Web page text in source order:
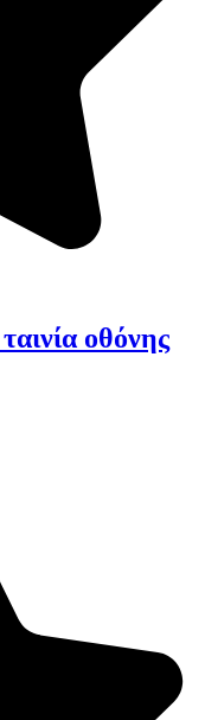
οθόνης